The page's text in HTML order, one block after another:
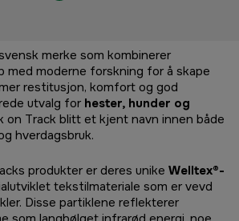
merke som kombinerer
med moderne forskning for å skape
restitusjon, komfort og god
utvalg for hester, hunder og
on Track blitt et kjent navn innen både
hverdagsbruk.
produkter er deres unike Welltex®-
tekstilmateriale som er vevd
Disse partiklene reflekterer